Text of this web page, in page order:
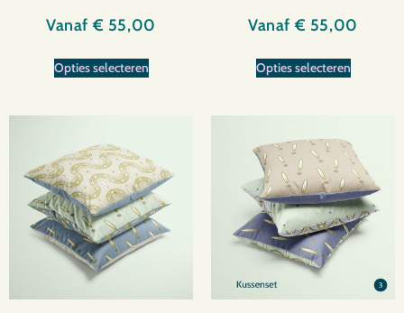
Vanaf€ 55,00
Opties selecteren
Vanaf€ 55,00
Opties selecteren